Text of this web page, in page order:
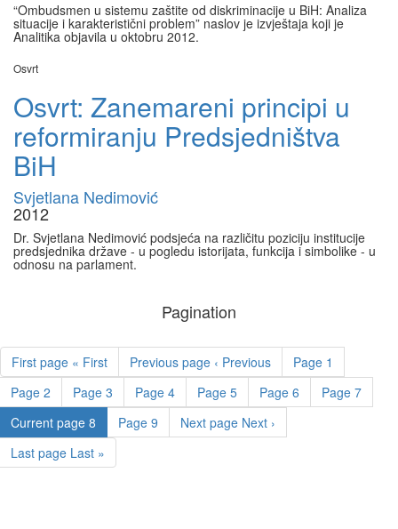
“Ombudsmen u sistemu zaštite od diskriminacije u BiH: Analiza
situacije i karakteristični problem” naslov je izvještaja koji je
Analitika objavila u oktobru 2012.
Osvrt
Osvrt: Zanemareni principi u
reformiranju Predsjedništva
BiH
Svjetlana Nedimović
2012
Dr. Svjetlana Nedimović podsjeća na različitu poziciju institucije
predsjednika države - u pogledu istorijata, funkcija i simbolike - u
odnosu na parlament.
Pagination
First page « First Previous page ‹ Previous Page 1
Page 2 Page 3 Page 4 Page 5 Page 6 Page 7
Current page 8 Page 9 Next page Next ›
Last page Last »